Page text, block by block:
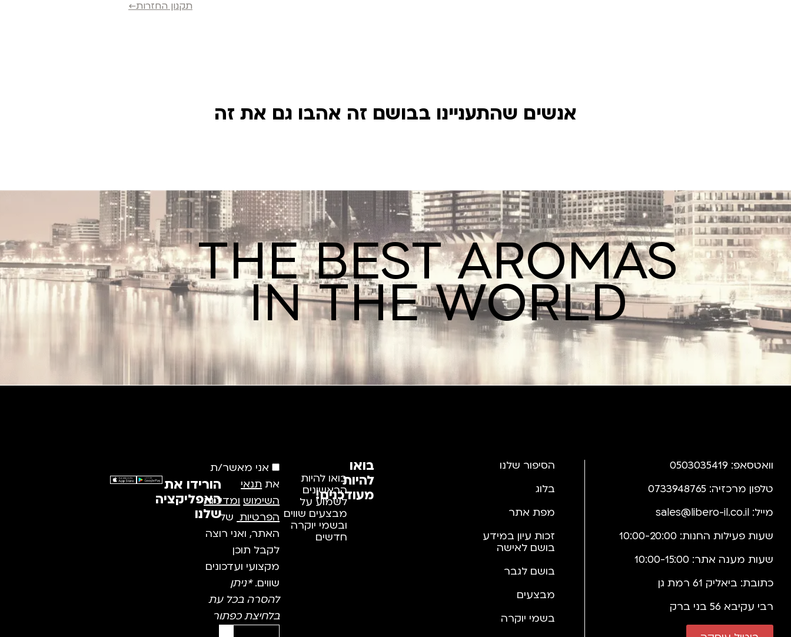
תקנון החזרות←
אנשים שהתעניינו בבושם זה אהבו גם את זה
THE BEST AROMAS
IN THE WORLD
וואטסאפ: 0503035419
טלפון מרכזיה: 0733948765
מייל: sales@libero-il.co.il
שעות פעילות החנות: 10:00-20:00
שעות מענה אתר: 10:00-15:00
כתובת: ביאליק 61 רמת גן
רבי עקיבא 56 בני ברק
הסיפור שלנו
בלוג
מפת אתר
זכות עיון במידע
בושם לאישה
בושם לגבר
מבצעים
בשמי יוקרה
בואו
להיות
מעודכנים!
בואו להיות
הראשונים
לשמוע על
מבצעים שווים
ובשמי יוקרה
חדשים
אני מאשר/ת
את תנאי
השימוש ומדיניות
הפרטיות של
האתר, ואני רוצה
לקבל תוכן
מקצועי ועדכונים
שווים.*ניתן
להסרה בכל עת
בלחיצת כפתור
הורידו את
האפליקציה
שלנו